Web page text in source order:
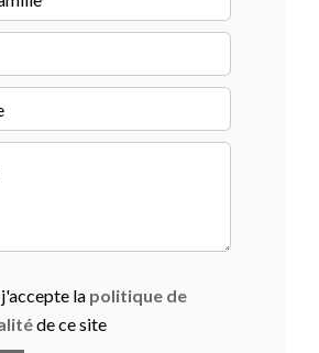
j'accepte la politique de
de ce site